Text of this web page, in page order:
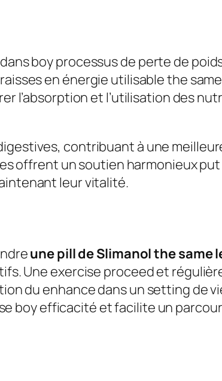
boy processus de perte de
en énergie utilisable the same
l’absorption et l’utilisation des
contribuant à une
offrent un soutien harmonieux
leur vitalité.
une pill de Slimanol the same
Une exercise proceed et
du enhance dans un setting de
boy efficacité et facilite un